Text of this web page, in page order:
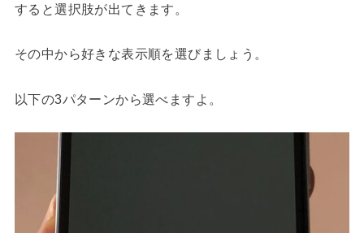
すると選択肢が出てきます。
その中から好きな表示順を選びましょう。
以下の3パターンから選べますよ。